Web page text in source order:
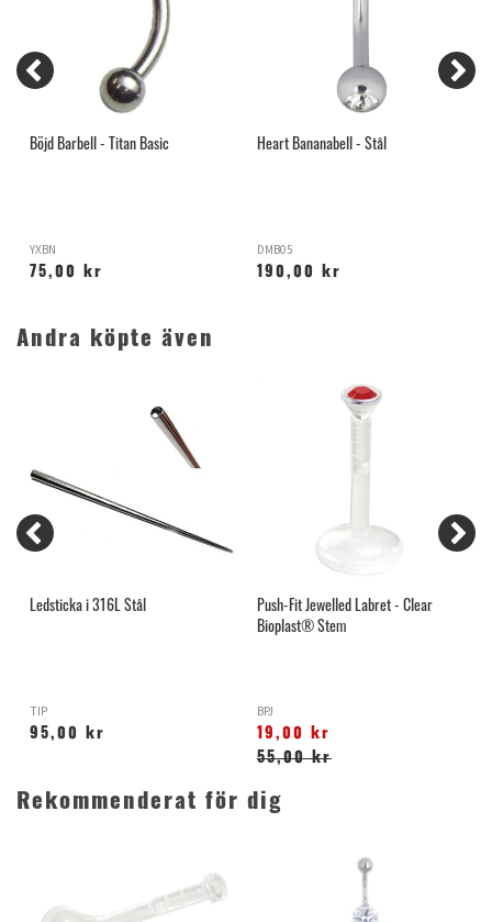
Böjd Barbell - Titan Basic
YXBN
75,00 kr
Heart Bananabell - Stål
DMB05
190,00 kr
Andra köpte även
Ledsticka i 316L Stål
TIP
95,00 kr
Push-Fit Jewelled Labret - Clear
Bioplast® Stem
BPJ
19,00 kr
55,00 kr
Rekommenderat för dig